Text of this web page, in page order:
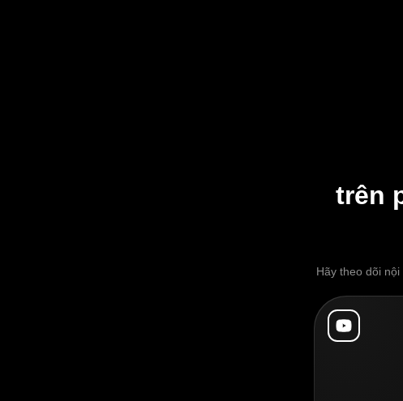
trên
Hãy theo dõi